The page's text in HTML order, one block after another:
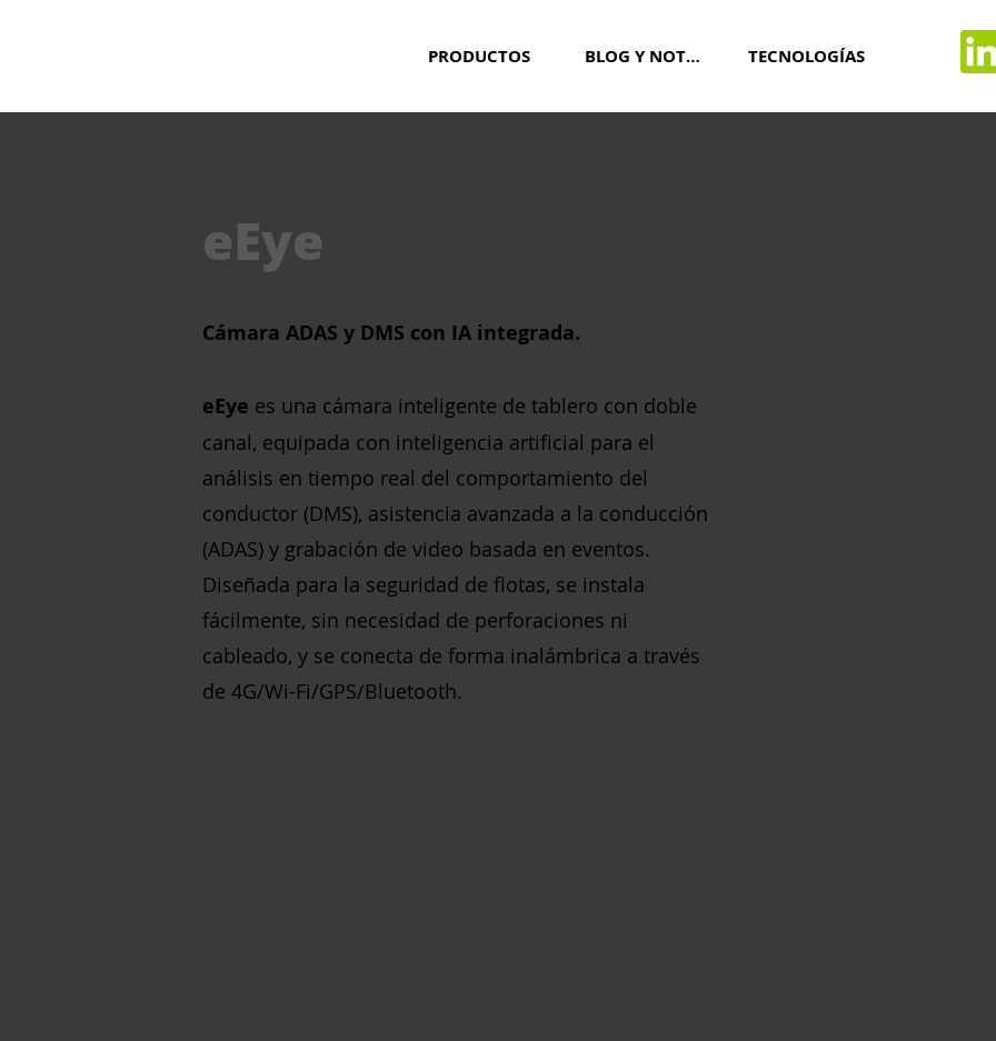
PRODUCTOS BLOG Y NOTICIAS TECNOLOGÍAS
eEye
Cámara ADAS y DMS con IA integrada.
eEye es una cámara inteligente de tablero con doble
canal, equipada con inteligencia artificial para el
análisis en tiempo real del comportamiento del
conductor (DMS), asistencia avanzada a la conducción
(ADAS) y grabación de video basada en eventos.
Diseñada para la seguridad de flotas, se instala
fácilmente, sin necesidad de perforaciones ni
cableado, y se conecta de forma inalámbrica a través
de 4G/Wi-Fi/GPS/Bluetooth.